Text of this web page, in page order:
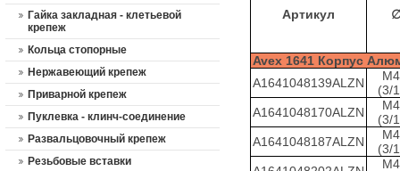
Артикул
Avex 1641 Корпус
A1641048139ALZN
(3/
A1641048170ALZN
(3/
A1641048187ALZN
(3/
Гайка закладная - клетьевой
крепеж
Кольца стопорные
Нержавеющий крепеж
Приварной крепеж
Пуклевка - клинч-соединение
Развальцовочный крепеж
Резьбовые вставки